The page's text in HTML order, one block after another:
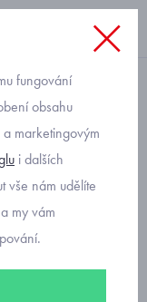
pro
25
fungování
obsahu
marketingovým
i dalších
vše nám udělíte
my vám